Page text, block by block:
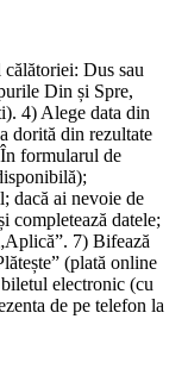
Dus sau
Din și Spre,
4) Alege data din
dorită din rezultate
formularul de
dacă ai nevoie de
completează datele;
7) Bifează
(plată online
electronic (cu
de pe telefon la